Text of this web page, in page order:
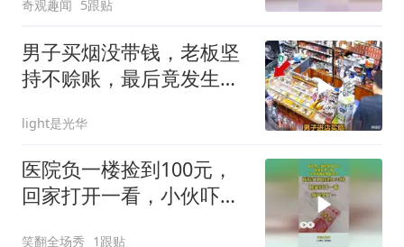
奇观趣闻 5跟贴
男子买烟没带钱，老板坚
持不赊账，最后竟发生这
light是光华
医院负一楼捡到100元，
回家打开一看，小伙吓得
笑翻全场秀 1跟贴